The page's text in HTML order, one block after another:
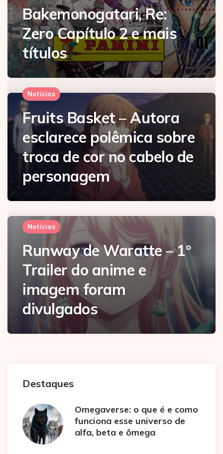
Bakemonogatari, Re:
Zero Capítulo 2 e mais
títulos
Notícias
Fruits Basket – Autora
esclarece polêmica sobre
troca de cor no cabelo de
personagem
Notícias
Runway de Waratte – 1º
Trailer do anime e
imagem foram
divulgados
Destaques
Omegaverse: o que é e como
funciona esse universo de
alfa, beta e ômega